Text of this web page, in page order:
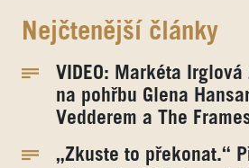
Nejčtenější články
VIDEO: Markéta
na pohřbu Glena
Vedderem a The
„Zkuste to překonat.“